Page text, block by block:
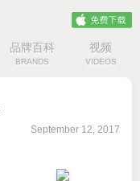
品牌百科
BRANDS
视频
VIDEOS
September 12, 2017